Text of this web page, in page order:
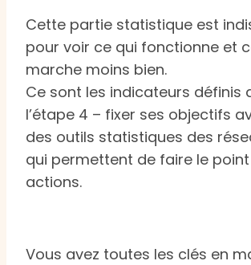
Cette partie statistique est
pour voir ce qui fonctionne et
marche moins bien.
Ce sont les indicateurs définis
l’étape 4 – fixer ses objectifs
des outils statistiques des
qui permettent de faire le
actions.
Vous avez toutes les clés en